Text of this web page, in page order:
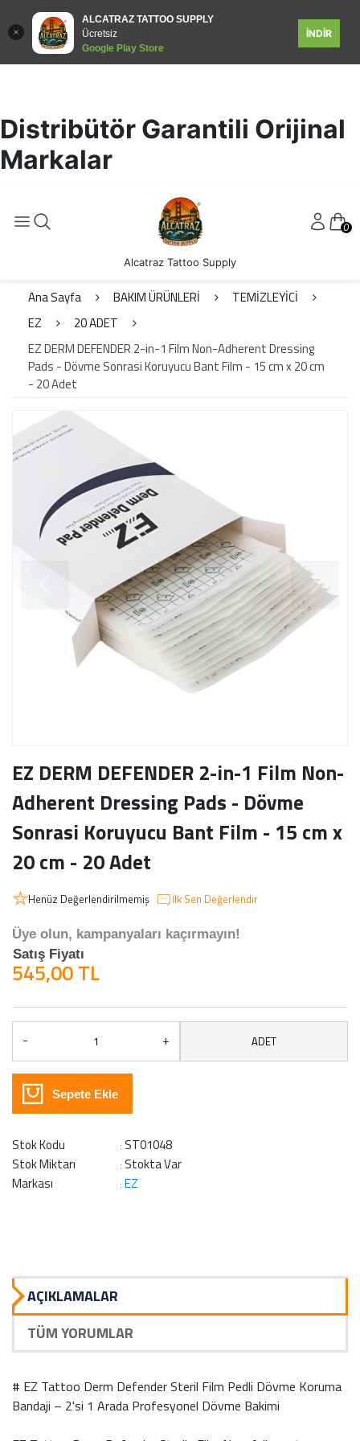
ALCATRAZ TATTOO SUPPLY
Ücretsiz
Google Play Store
İNDİR
Distribütör Garantili Orijinal
Markalar
0
Alcatraz Tattoo Supply
Ana Sayfa BAKIM ÜRÜNLERİ
TEMİZLEYİCİ
EZ
20 ADET
EZ DERM DEFENDER 2-in-1 Film Non-Adherent Dressing
Pads - Dövme Sonrasi Koruyucu Bant Film - 15 cm x 20 cm
- 20 Adet
EZ DERM DEFENDER 2-in-1 Film Non-
Adherent Dressing Pads - Dövme
Sonrasi Koruyucu Bant Film - 15 cm x
20 cm - 20 Adet
Henüz Değerlendirilmemiş İlk Sen Değerlendir
Üye olun, kampanyaları kaçırmayın!
Satış Fiyatı
545,00 TL
- + ADET
Sepete Ekle
Stok Kodu : ST01048
Stok Miktarı
: Stokta Var
Markası
: EZ
AÇIKLAMALAR
TÜM YORUMLAR
# EZ Tattoo Derm Defender Steril Film Pedli Dövme Koruma
Bandaji – 2'si 1 Arada Profesyonel Dövme Bakimi